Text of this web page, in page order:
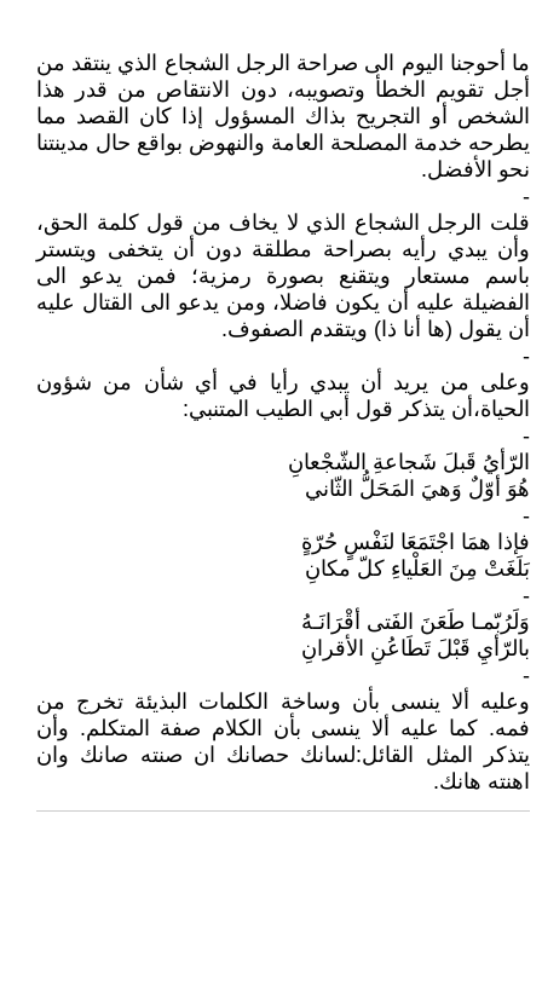
ما أحوجنا اليوم الى صراحة الرجل الشجاع الذي ينتقد من
أجل تقويم الخطأ وتصويبه، دون الانتقاص من قدر هذا
الشخص أو التجريح بذاك المسؤول إذا كان القصد مما
يطرحه خدمة المصلحة العامة والنهوض بواقع حال مدينتنا
نحو الأفضل.
-
قلت الرجل الشجاع الذي لا يخاف من قول كلمة الحق،
وأن يبدي رأيه بصراحة مطلقة دون أن يتخفى ويتستر
باسم مستعار ويتقنع بصورة رمزية؛ فمن يدعو الى
الفضيلة عليه أن يكون فاضلا، ومن يدعو الى القتال عليه
أن يقول (ها أنا ذا) ويتقدم الصفوف.
-
وعلى من يريد أن يبدي رأيا في أي شأن من شؤون
الحياة،أن يتذكر قول أبي الطيب المتنبي:
-
الرّأيُ قَبلَ شَجاعةِ الشّجْعانِ
هُوَ أوّلٌ وَهيَ المَحَلُّ الثّاني
-
فإذا همَا اجْتَمَعَا لنَفْسٍ حُرّةٍ
بَلَغَتْ مِنَ العَلْياءِ كلّ مكانِ
-
وَلَرُبّمـا طَعَنَ الفَتى أقْرَانَـهُ
بالرّأيِ قَبْلَ تَطَاعُنِ الأقرانِ
-
وعليه ألا ينسى بأن وساخة الكلمات البذيئة تخرج من
فمه. كما عليه ألا ينسى بأن الكلام صفة المتكلم. وأن
يتذكر المثل القائل:لسانك حصانك ان صنته صانك وان
اهنته هانك.